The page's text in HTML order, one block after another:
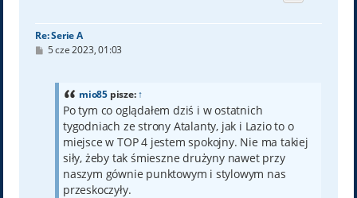
Re: Serie A
P5 cze 2023, 01:03
mio85pisze:↑
Po tym co oglądałem dziś i w ostatnich
tygodniach ze strony Atalanty, jak i Lazio to o
miejsce w TOP 4 jestem spokojny. Nie ma takiej
siły, żeby tak śmieszne drużyny nawet przy
naszym gównie punktowym i stylowym nas
przeskoczyły.